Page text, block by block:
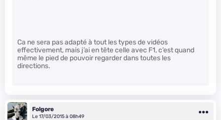
Ca ne sera pas adapté à tout les types de vidéos
effectivement, mais j’ai en tête celle avec F1, c’est quand
même le pied de pouvoir regarder dans toutes les
directions.
Folgore
Le 17/03/2015 à 08h49